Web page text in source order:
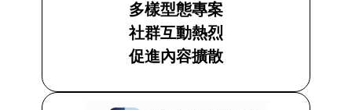
多樣型態專案
社群互動熱烈
促進內容擴散